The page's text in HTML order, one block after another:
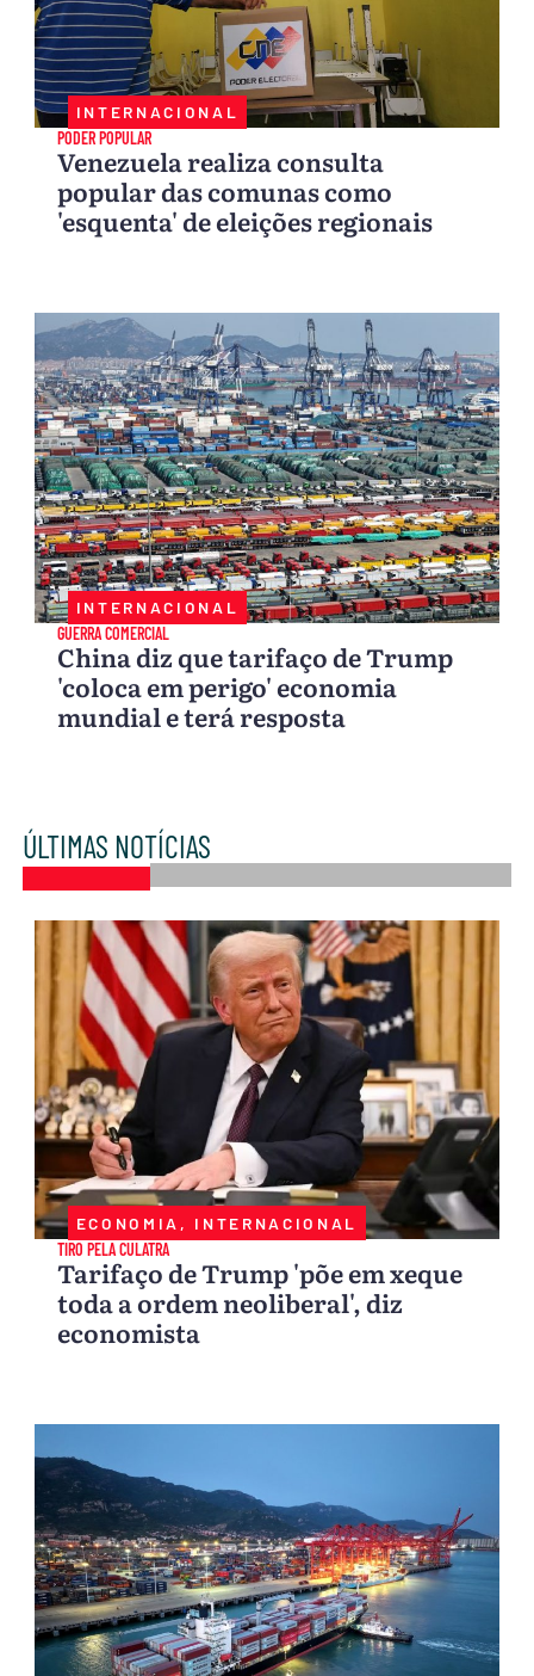
INTERNACIONAL
PODER POPULAR
Venezuela realiza consulta
popular das comunas como
'esquenta' de eleições regionais
INTERNACIONAL
GUERRA COMERCIAL
China diz que tarifaço de Trump
'coloca em perigo' economia
mundial e terá resposta
ÚLTIMAS NOTÍCIAS
ECONOMIA , INTERNACIONAL
TIRO PELA CULATRA
Tarifaço de Trump 'põe em xeque
toda a ordem neoliberal', diz
economista